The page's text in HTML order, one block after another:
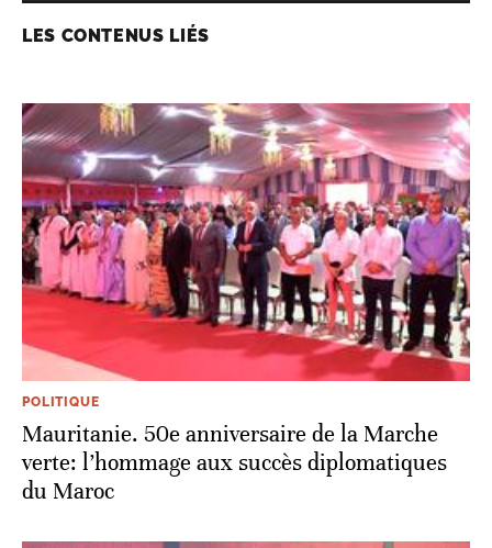
LES CONTENUS LIÉS
POLITIQUE
Mauritanie. 50e anniversaire de la Marche
verte: l’hommage aux succès diplomatiques
du Maroc